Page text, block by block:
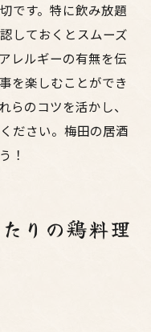
です。特に飲み放題
しておくとスムーズ
レルギーの有無を伝
を楽しむことができ
らのコツを活かし、
ださい。梅田の居酒
！
りの鶏料理